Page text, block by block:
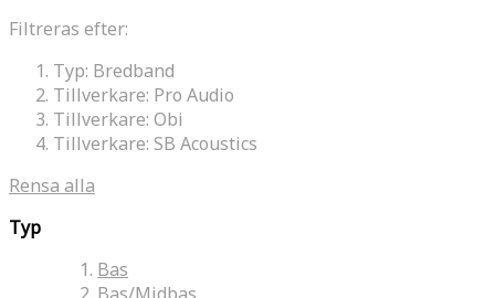
Filtreras efter:
Typ: Bredband
Tillverkare: Pro Audio
Tillverkare: Obi
Tillverkare: SB Acoustics
Rensa alla
Typ
Bas